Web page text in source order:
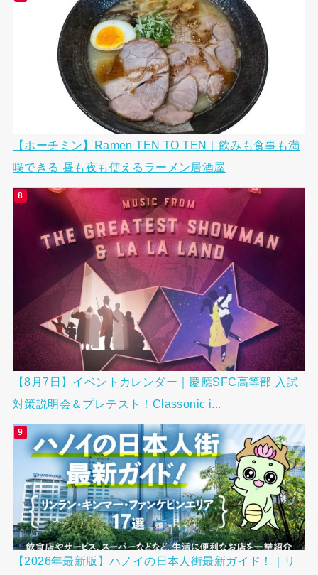
【ホーチミン】Ramen TEN TO TEN｜飲みも食事も満
喫できる 昼も夜も使えるラーメン居酒屋
【8月7日】イベントカレンダー｜慶應SFC高等部 入試
対策説明会＆プレテスト！Classonic i...
【2026年最新版】ハノイの日本人街最新ガイド！｜リ